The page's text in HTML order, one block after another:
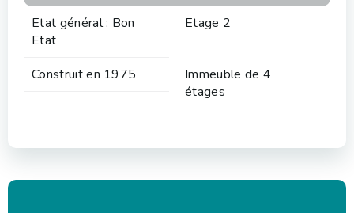
Etat général : Bon
Etat
Etage 2
Construit en 1975
Immeuble de 4
étages